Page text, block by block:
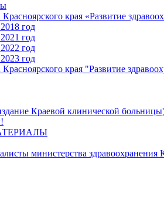
края «Развитие
год
год
год
год
края "Развитие
Краевой клинической
министерства здравоохранения